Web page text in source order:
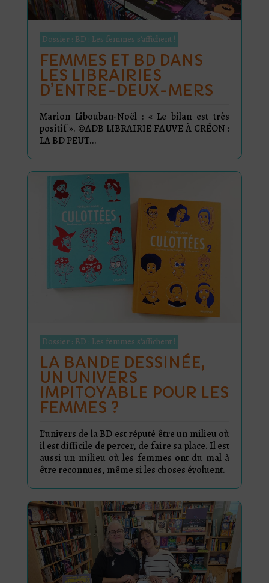
Dossier : BD : Les femmes s'affichent !
FEMMES ET BD DANS
LES LIBRAIRIES
D’ENTRE-DEUX-MERS
Marion Libouban-Noël : « Le bilan est très
positif ». ©ADB LIBRAIRIE FAUVE À CRÉON :
LA BD PEUT...
Dossier : BD : Les femmes s'affichent !
LA BANDE DESSINÉE,
UN UNIVERS
IMPITOYABLE POUR LES
FEMMES ?
L’univers de la BD est réputé être un milieu où
il est difficile de percer, de faire sa place. Il est
aussi un milieu où les femmes ont du mal à
être reconnues, même si les choses évoluent.